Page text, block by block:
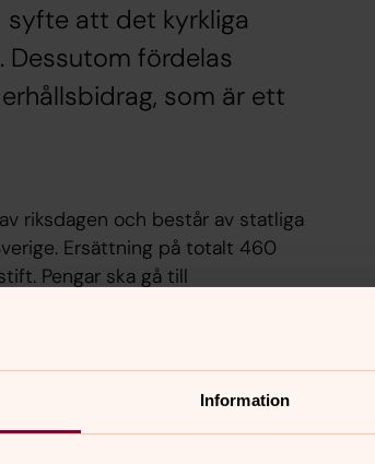
Information
syfte att det kyrkliga
Dessutom fördelas
som är ett
riksdagen och består av statliga
Ersättning på totalt 460
Pengar ska gå till
på byggnader och inventarier
finns cirka 435 skyddade kyrkor
för Skara stift innebär det
2025.